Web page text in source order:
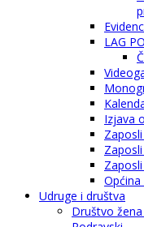
LAG
Izjava
Udruge i društva
Društvo